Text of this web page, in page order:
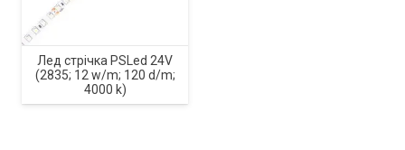
Лед стрічка PSLed 24V
(2835; 12 w/m; 120 d/m;
4000 k)